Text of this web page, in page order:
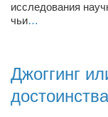
Туризм
исследования
чьи…
Джоггинг